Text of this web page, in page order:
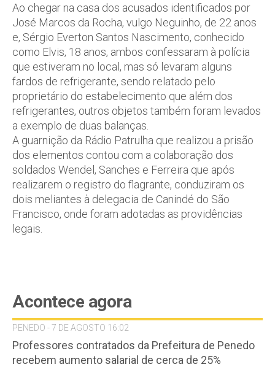
Ao chegar na casa dos acusados identificados por
José Marcos da Rocha, vulgo Neguinho, de 22 anos
e, Sérgio Everton Santos Nascimento, conhecido
como Elvis, 18 anos, ambos confessaram à polícia
que estiveram no local, mas só levaram alguns
fardos de refrigerante, sendo relatado pelo
proprietário do estabelecimento que além dos
refrigerantes, outros objetos também foram levados
a exemplo de duas balanças.
A guarnição da Rádio Patrulha que realizou a prisão
dos elementos contou com a colaboração dos
soldados Wendel, Sanches e Ferreira que após
realizarem o registro do flagrante, conduziram os
dois meliantes à delegacia de Canindé do São
Francisco, onde foram adotadas as providências
legais.
Acontece agora
PENEDO - 7 DE AGOSTO 16:02
Professores contratados da Prefeitura de Penedo
recebem aumento salarial de cerca de 25%